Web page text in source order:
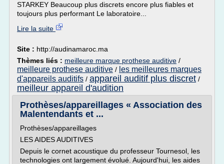
STARKEY Beaucoup plus discrets encore plus fiables et
toujours plus performant Le laboratoire...
Lire la suite
Site : http://audinamaroc.ma
Thèmes liés : meilleure marque prothese auditive /
meilleure prothese auditive / les meilleures marques
d'appareils auditifs / appareil auditif plus discret /
meilleur appareil d'audition
Prothèses/appareillages « Association des
Malentendants et ...
Prothèses/appareillages
LES AIDES AUDITIVES
Depuis le cornet acoustique du professeur Tournesol, les
technologies ont largement évolué. Aujourd'hui, les aides